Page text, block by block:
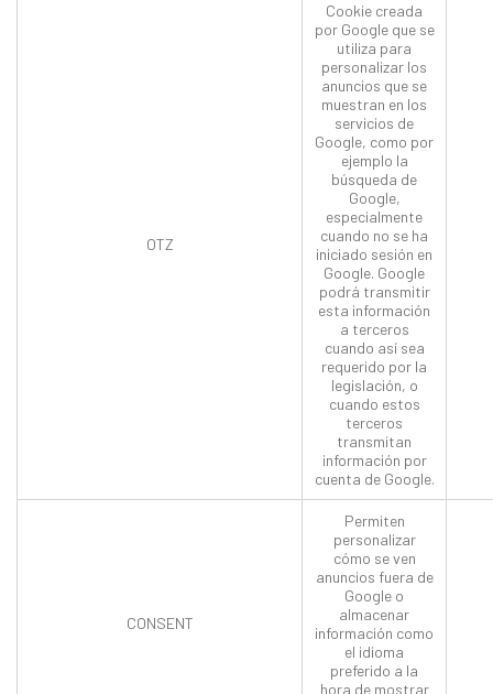
OTZ
Cookie creada
por Google que se
utiliza para
personalizar los
anuncios que se
muestran en los
servicios de
Google, como por
ejemplo la
búsqueda de
Google,
especialmente
cuando no se ha
iniciado sesión en
Google. Google
podrá transmitir
esta información
a terceros
cuando así sea
requerido por la
legislación, o
cuando estos
terceros
transmitan
información por
cuenta de Google.
CONSENT
Permiten
personalizar
cómo se ven
anuncios fuera de
Google o
almacenar
información como
el idioma
preferido a la
hora de mostrar